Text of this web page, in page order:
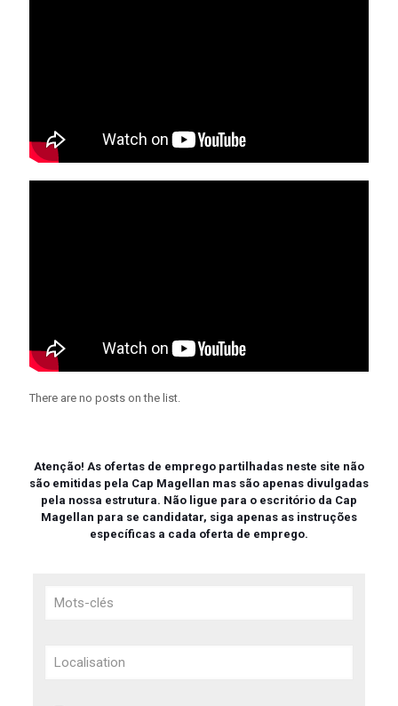
There are no posts on the list.
Atenção! As ofertas de emprego partilhadas neste site não
são emitidas pela Cap Magellan mas são apenas divulgadas
pela nossa estrutura. Não ligue para o escritório da Cap
Magellan para se candidatar, siga apenas as instruções
específicas a cada oferta de emprego.